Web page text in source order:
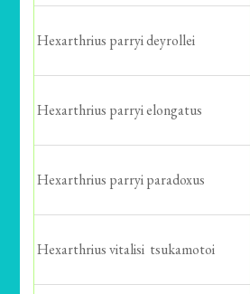
Hexarthrius parryi deyrollei
Hexarthrius parryi elongatus
Hexarthrius parryi paradoxus
Hexarthrius vitalisi tsukamotoi